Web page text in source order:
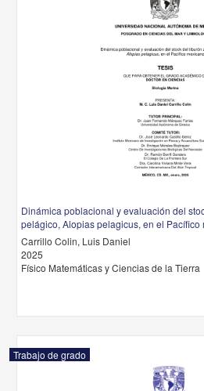
Dinámica poblacional y evaluación del
pelágico, Alopias pelagicus, en el Pacífico
Carrillo Colin, Luis Daniel
2025
Físico Matemáticas y Ciencias de la Tierra
Trabajo de grado